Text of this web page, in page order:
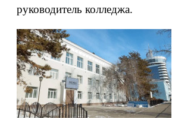
руководитель колледжа.